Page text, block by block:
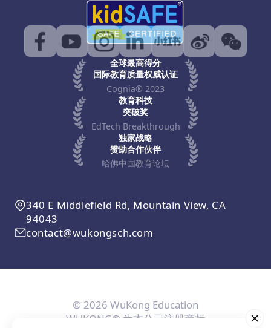
全球最高得分
国际教育质量权威认证
Cognia® 2023
教育科技
突破奖
EdTech Breakthrough
独家战略
赞助合作伙伴
哈佛中国教育论坛
340 E Middlefield Rd, Mountain View, CA
94043
contact@wukongsch.com
© 2026 WuKong Education
WUKONG® 为本公司注册商标